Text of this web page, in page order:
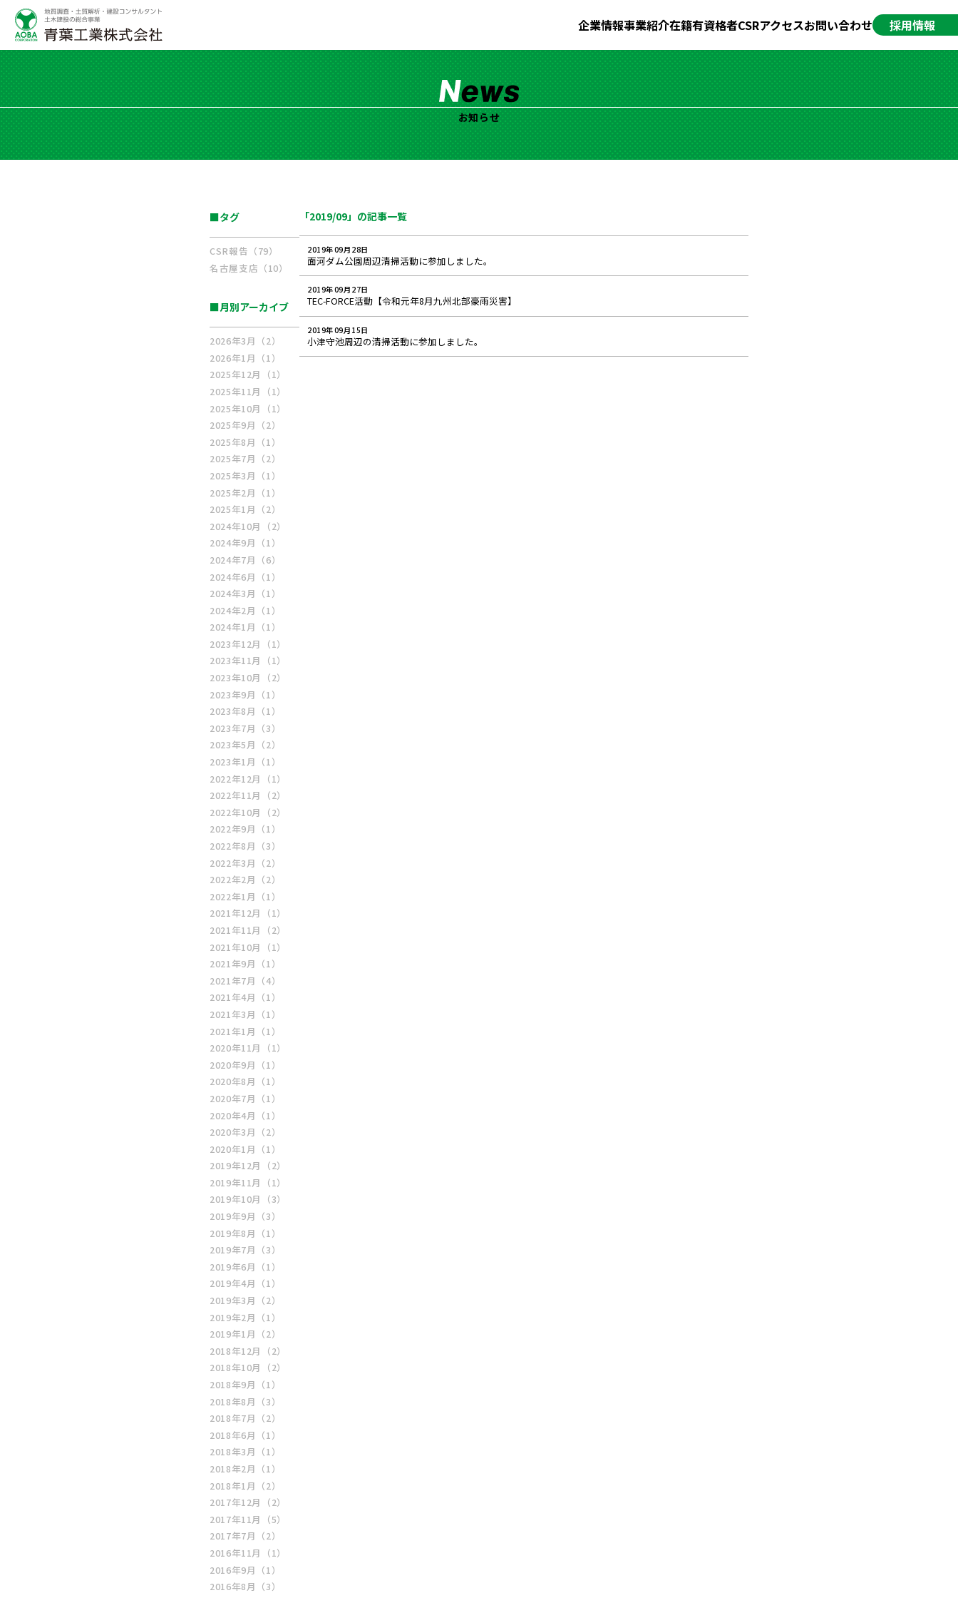
企業情報事業紹介在籍有資格者CSRアクセスお問い合わせ 採用情報
お知らせ
「2019/09」の記事一覧
2019年09月28日
面河ダム公園周辺清掃活動に参加しました。
2019年09月27日
TEC-FORCE活動【令和元年8月九州北部豪雨災害】
2019年09月15日
小津守池周辺の清掃活動に参加しました。
■タグ
CSR報告（79）
名古屋支店（10）
■月別アーカイブ
2026年3月 （2）
2026年1月 （1）
2025年12月
（1）
2025年11月
（1）
2025年10月
（1）
2025年9月 （2）
2025年8月 （1）
2025年7月 （2）
2025年3月 （1）
2025年2月 （1）
2025年1月 （2）
2024年10月
（2）
2024年9月 （1）
2024年7月 （6）
2024年6月 （1）
2024年3月 （1）
2024年2月 （1）
2024年1月 （1）
2023年12月
（1）
2023年11月
（1）
2023年10月
（2）
2023年9月 （1）
2023年8月 （1）
2023年7月 （3）
2023年5月 （2）
2023年1月 （1）
2022年12月
（1）
2022年11月
（2）
2022年10月
（2）
2022年9月 （1）
2022年8月 （3）
2022年3月 （2）
2022年2月 （2）
2022年1月 （1）
2021年12月
（1）
2021年11月
（2）
2021年10月
（1）
2021年9月 （1）
2021年7月 （4）
2021年4月 （1）
2021年3月 （1）
2021年1月 （1）
2020年11月
（1）
2020年9月 （1）
2020年8月 （1）
2020年7月 （1）
2020年4月 （1）
2020年3月 （2）
2020年1月 （1）
2019年12月
（2）
2019年11月
（1）
2019年10月
（3）
2019年9月 （3）
2019年8月 （1）
2019年7月 （3）
2019年6月 （1）
2019年4月 （1）
2019年3月 （2）
2019年2月 （1）
2019年1月 （2）
2018年12月
（2）
2018年10月
（2）
2018年9月 （1）
2018年8月 （3）
2018年7月 （2）
2018年6月 （1）
2018年3月 （1）
2018年2月 （1）
2018年1月 （2）
2017年12月
（2）
2017年11月
（5）
2017年7月 （2）
2016年11月
（1）
2016年9月 （1）
2016年8月 （3）